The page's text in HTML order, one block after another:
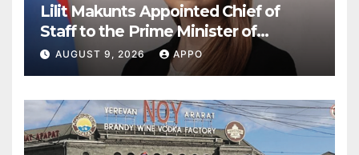
Lilit Makunts Appointed Chief of
Staff to the Prime Minister of
Armenia
AUGUST 9, 2026 APPO